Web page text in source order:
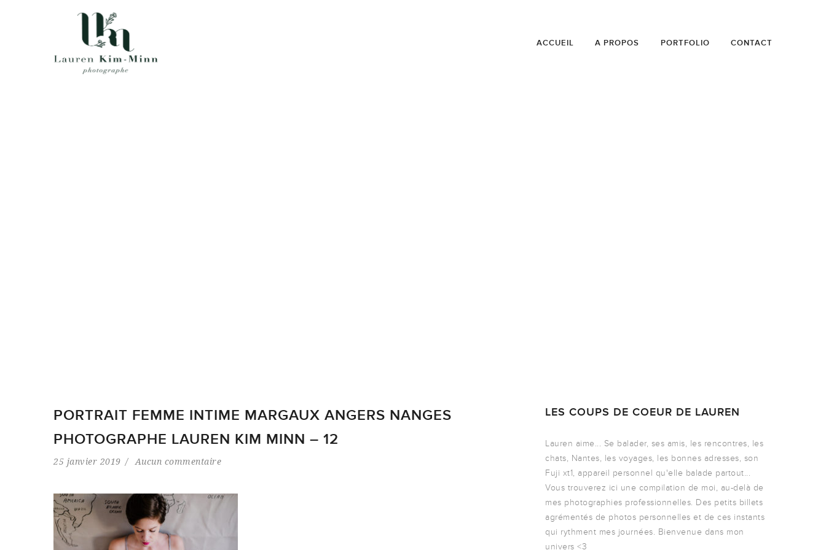
ACCUEIL A PROPOS PORTFOLIO CONTACT
PORTRAIT FEMME INTIME MARGAUX ANGERS NANGES
PHOTOGRAPHE LAUREN KIM MINN – 12
25 janvier 2019 Aucun commentaire
LES COUPS DE COEUR DE LAUREN
Lauren aime... Se balader, ses amis, les rencontres, les
chats, Nantes, les voyages, les bonnes adresses, son
Fuji xt1, appareil personnel qu'elle balade partout...
Vous trouverez ici une compilation de moi, au-delà de
mes photographies professionnelles. Des petits billets
agrémentés de photos personnelles et de ces instants
qui rythment mes journées. Bienvenue dans mon
univers <3